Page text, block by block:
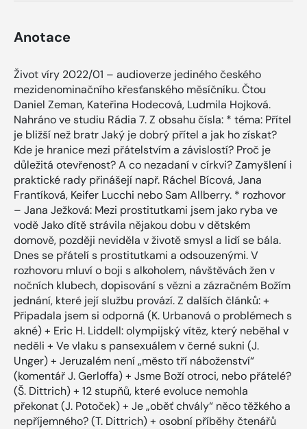
Anotace
Život víry 2022/01 – audioverze jediného českého
mezidenominačního křesťanského měsíčníku. Čtou
Daniel Zeman, Kateřina Hodecová, Ludmila Hojková.
Nahráno ve studiu Rádia 7. Z obsahu čísla: * téma: Přítel
je bližší než bratr Jaký je dobrý přítel a jak ho získat?
Kde je hranice mezi přátelstvím a závislostí? Proč je
důležitá otevřenost? A co nezadaní v církvi? Zamyšlení i
praktické rady přinášejí např. Ráchel Bícová, Jana
Frantíková, Keifer Lucchi nebo Sam Allberry. * rozhovor
– Jana Ježková: Mezi prostitutkami jsem jako ryba ve
vodě Jako dítě strávila nějakou dobu v dětském
domově, později neviděla v životě smysl a lidí se bála.
Dnes se přátelí s prostitutkami a odsouzenými. V
rozhovoru mluví o boji s alkoholem, návštěvách žen v
nočních klubech, dopisování s vězni a zázračném Božím
jednání, které její službu provází. Z dalších článků: +
Připadala jsem si odporná (K. Urbanová o problémech s
akné) + Eric H. Liddell: olympijský vítěz, který neběhal v
neděli + Ve vlaku s pansexuálem v černé sukni (J.
Unger) + Jeruzalém není „město tří náboženství“
(komentář J. Gerloffa) + Jsme Boží otroci, nebo přátelé?
(Š. Dittrich) + 12 stupňů, které evoluce nemohla
překonat (J. Potoček) + Je „oběť chvály“ něco těžkého a
nepříjemného? (T. Dittrich) + osobní příběhy čtenářů